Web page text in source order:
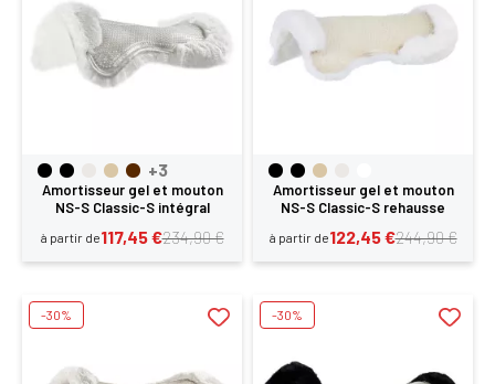
+3
Amortisseur gel et mouton
NS-S Classic-S intégral
à partir de 234,90 €
117,45 €
Amortisseur gel et mouton
NS-S Classic-S rehausse
à partir de 244,90 €
122,45 €
-30% -30%